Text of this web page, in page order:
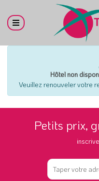
Hôtel non
Veuillez renouveler votre
Petits prix,